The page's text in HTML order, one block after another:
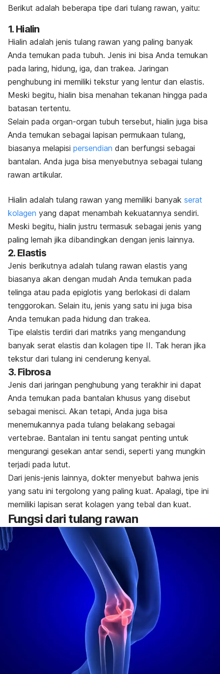
Berikut adalah beberapa tipe dari tulang rawan, yaitu:
1. Hialin
Hialin adalah jenis tulang rawan yang paling banyak
Anda temukan pada tubuh. Jenis ini bisa Anda temukan
pada laring, hidung, iga, dan trakea. Jaringan
penghubung ini memiliki tekstur yang lentur dan elastis.
Meski begitu, hialin bisa menahan tekanan hingga pada
batasan tertentu.
Selain pada organ-organ tubuh tersebut, hialin juga bisa
Anda temukan sebagai lapisan permukaan tulang,
biasanya melapisi persendian dan berfungsi sebagai
bantalan. Anda juga bisa menyebutnya sebagai tulang
rawan artikular.
Hialin adalah tulang rawan yang memiliki banyak serat
kolagen yang dapat menambah kekuatannya sendiri.
Meski begitu, hialin justru termasuk sebagai jenis yang
paling lemah jika dibandingkan dengan jenis lainnya.
2. Elastis
Jenis berikutnya adalah tulang rawan elastis yang
biasanya akan dengan mudah Anda temukan pada
telinga atau pada epiglotis yang berlokasi di dalam
tenggorokan. Selain itu, jenis yang satu ini juga bisa
Anda temukan pada hidung dan trakea.
Tipe elalstis terdiri dari matriks yang mengandung
banyak serat elastis dan kolagen tipe II. Tak heran jika
tekstur dari tulang ini cenderung kenyal.
3. Fibrosa
Jenis dari jaringan penghubung yang terakhir ini dapat
Anda temukan pada bantalan khusus yang disebut
sebagai menisci. Akan tetapi, Anda juga bisa
menemukannya pada tulang belakang sebagai
vertebrae. Bantalan ini tentu sangat penting untuk
mengurangi gesekan antar sendi, seperti yang mungkin
terjadi pada lutut.
Dari jenis-jenis lainnya, dokter menyebut bahwa jenis
yang satu ini tergolong yang paling kuat. Apalagi, tipe ini
memiliki lapisan serat kolagen yang tebal dan kuat.
Fungsi dari tulang rawan